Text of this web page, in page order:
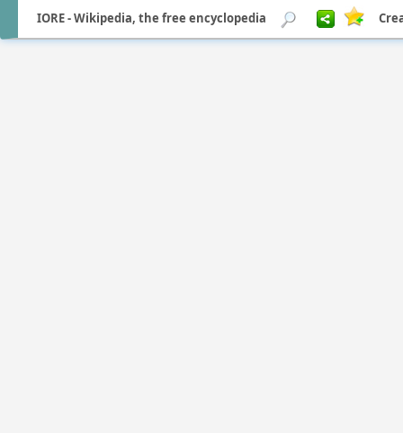
IORE - Wikipedia, the free encyclopedia